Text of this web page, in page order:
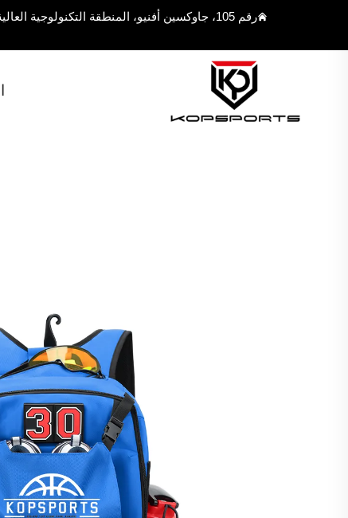
رقم 105، جاوكسين أفنيو، المنطقة التكنولوجية العالية، مدينة فوزهو، مقاطعة فوجيان، الصين 350108